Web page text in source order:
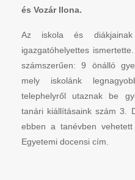
és Vozár Ilona.
Az iskola és
igazgatóhelyettes
számszerűen: 9 önálló
mely iskolánk
telephelyről utaznak be
tanári kiállításaink szám 3.
ebben a tanévben
Egyetemi docensi cím.